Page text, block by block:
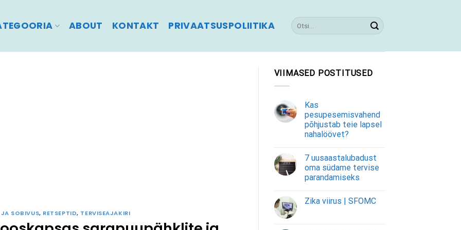
ABOUT KONTAKT PRIVAATSUSPOLIITIKA
SOBIVUS, RETSEPTID, TERVISEAJAKIRI
VIIMASED POSTITUSED
Kas
pesupesemisvahend
põhjustab teie lapsel
nahalöövet?
7 uusaastalubadust
oma südame tervise
parandamiseks
Zika viirus | SFOMC